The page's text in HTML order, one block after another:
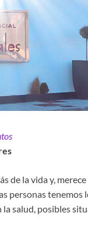
de la vida y,
personas
salud, posibles